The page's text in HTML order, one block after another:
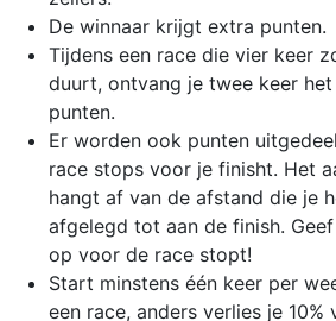
De winnaar krijgt extra punten.
Tijdens een race die vier keer
duurt, ontvang je twee keer
punten.
Er worden ook punten
race stops voor je finisht. Het
hangt af van de afstand die je
afgelegd tot aan de finish.
op voor de race stopt!
Start minstens één keer per
een race, anders verlies je 10%